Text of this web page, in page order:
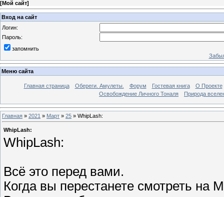
[Мой сайт]
Вход на сайт
Логин:
Пароль:
запомнить
Меню сайта
Главная страница Обереги. Амулеты. Форум Гостевая книга
О Проекте
Освобождение Личного Тоналя
Природа
Главная » 2021 » Март » 25 » WhipLash:
WhipLash:
WhipLash:
Всё это перед вами.
Когда вы перестанете смотреть